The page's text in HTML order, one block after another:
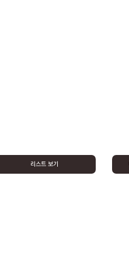
리스트 보기